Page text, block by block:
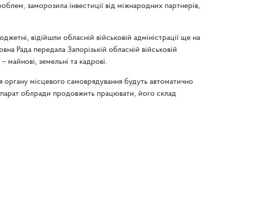
заморозила інвестиції від міжнародних партнерів,
відійшли обласній військовій адміністрації ще на
Рада передала Запорізькій обласній військовій
майнові, земельні та кадрові.
місцевого самоврядування будуть автоматично
облради продовжить працювати, його склад